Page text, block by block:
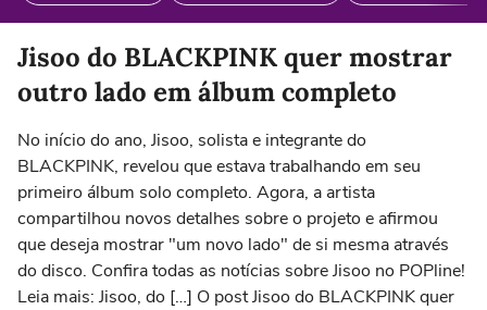
Jisoo do BLACKPINK quer mostrar
outro lado em álbum completo
No início do ano, Jisoo, solista e integrante do
BLACKPINK, revelou que estava trabalhando em seu
primeiro álbum solo completo. Agora, a artista
compartilhou novos detalhes sobre o projeto e afirmou
que deseja mostrar "um novo lado" de si mesma através
do disco. Confira todas as notícias sobre Jisoo no POPline!
Leia mais: Jisoo, do […] O post Jisoo do BLACKPINK quer